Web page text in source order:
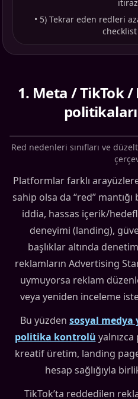
• 5) Tekrar eden redleri
1. Meta / TikTok
Red nedenleri sınıfları ve
Platformlar farklı
sahip olsa da “red” mantığı
iddia, hassas içerik/
deneyimi (landing),
başlıklar altında
reklamların Advertising
uymuyorsa reklam
veya yeniden inceleme
Bu yüzden sosyal
politika kontrolü
kreatif üretim, landing
hesap sağlığıyla
TikTok’ta reddedilen